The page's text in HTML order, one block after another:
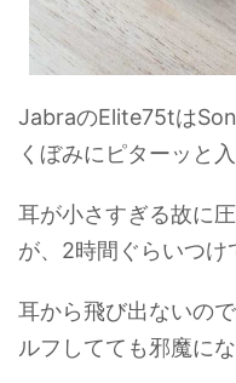
JabraのElite75tは
くぼみにピターッと入
耳が小さすぎる故に
が、2時間ぐらいつけ
耳から飛び出ないの
ルフしてても邪魔にな